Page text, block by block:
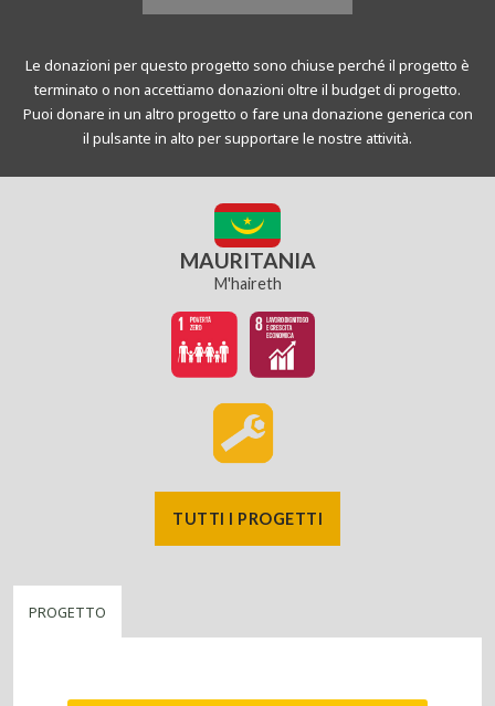
Le donazioni per questo progetto sono chiuse perché il progetto è
terminato o non accettiamo donazioni oltre il budget di progetto.
Puoi donare in un altro progetto o fare una donazione generica con
il pulsante in alto per supportare le nostre attività.
MAURITANIA
M'haireth
TUTTI I PROGETTI
PROGETTO